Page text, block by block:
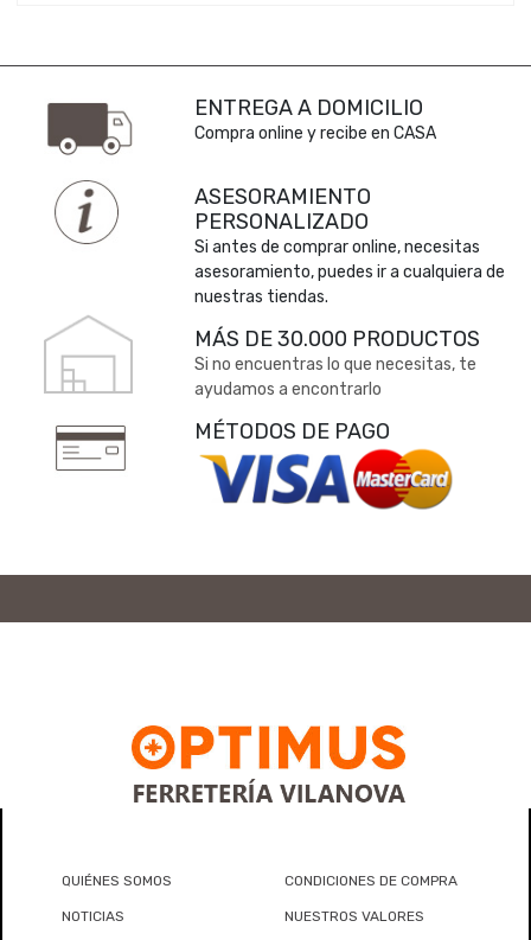
ENTREGA A DOMICILIO
Compra online y recibe en CASA
ASESORAMIENTO
PERSONALIZADO
Si antes de comprar online, necesitas
asesoramiento, puedes ir a cualquiera de
nuestras tiendas.
MÁS DE 30.000 PRODUCTOS
Si no encuentras lo que necesitas, te
ayudamos a encontrarlo
MÉTODOS DE PAGO
QUIÉNES SOMOS CONDICIONES DE COMPRA
NOTICIAS NUESTROS VALORES